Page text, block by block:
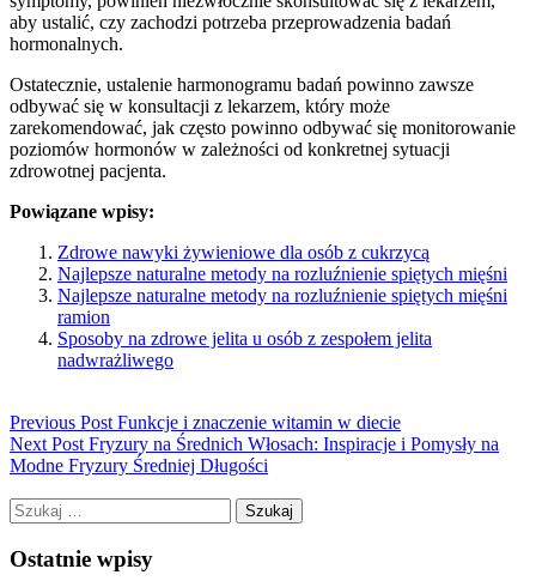
aby ustalić, czy zachodzi potrzeba przeprowadzenia badań
hormonalnych.
Ostatecznie, ustalenie harmonogramu badań powinno zawsze
odbywać się w konsultacji z lekarzem, który może
zarekomendować, jak często powinno odbywać się monitorowanie
poziomów hormonów w zależności od konkretnej sytuacji
zdrowotnej pacjenta.
Powiązane wpisy:
Zdrowe nawyki żywieniowe dla osób z cukrzycą
Najlepsze naturalne metody na rozluźnienie spiętych mięśni
Najlepsze naturalne metody na rozluźnienie spiętych mięśni
ramion
Sposoby na zdrowe jelita u osób z zespołem jelita
nadwrażliwego
Previous Post Funkcje i znaczenie witamin w diecie
Next Post Fryzury na Średnich Włosach: Inspiracje i Pomysły na
Modne Fryzury Średniej Długości
Szukaj:
Ostatnie wpisy